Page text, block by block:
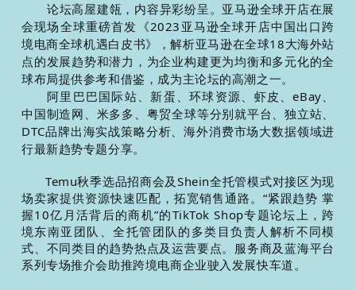
论坛高屋建瓴，内容异彩纷呈。亚马逊全球开店在展
会现场全球重磅首发《2023亚马逊全球开店中国出口跨
境电商全球机遇白皮书》，解析亚马逊在全球18大海外站
点的发展趋势和潜力，为企业构建更为均衡和多元化的全
球布局提供参考和借鉴，成为主论坛的高潮之一。
阿里巴巴国际站、新蛋、环球资源、虾皮、eBay、
中国制造网、米多多、粤贸全球等分别就平台、独立站、
DTC品牌出海实战策略分析、海外消费市场大数据领域进
行最新趋势专题分享。
Temu秋季选品招商会及Shein全托管模式对接区为现
场卖家提供资源快速匹配，拓宽销售通路。“紧跟趋势 掌
握10亿月活背后的商机”的TikTok Shop专题论坛上，跨
境东南亚团队、全托管团队的多类目负责人解析不同模
式、不同类目的趋势热点及运营要点。服务商及蓝海平台
系列专场推介会助推跨境电商企业驶入发展快车道。